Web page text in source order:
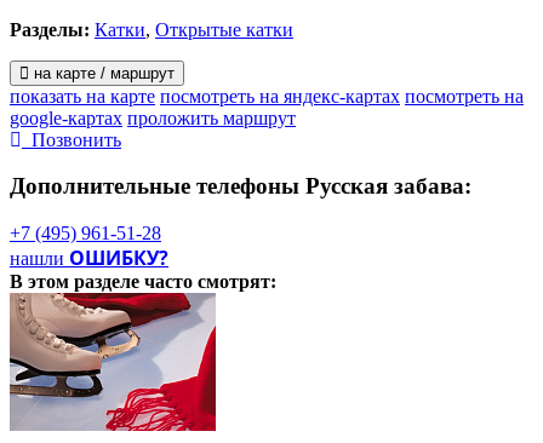
Детям до 7 лет и пенсионерам – бесплатно (при предъявлении
документа подтверждающего льготу).
Прокат коньков – 100/200 руб. в час в зависимости от модели
(залог паспорт, либо водительское удостоверение, либо 1000
руб.)
Заточка коньков – 200 руб.
Дополнительно
Есть кафе с горячими закусками и напитками.
Разделы: Катки, Открытые катки
на карте / маршрут
показать на карте посмотреть на яндекс-картах посмотреть на
google-картах проложить маршрут
Позвонить
Дополнительные телефоны Русская забава:
+7 (495) 961-51-28
нашли ОШИБКУ?
В этом разделе часто смотрят: